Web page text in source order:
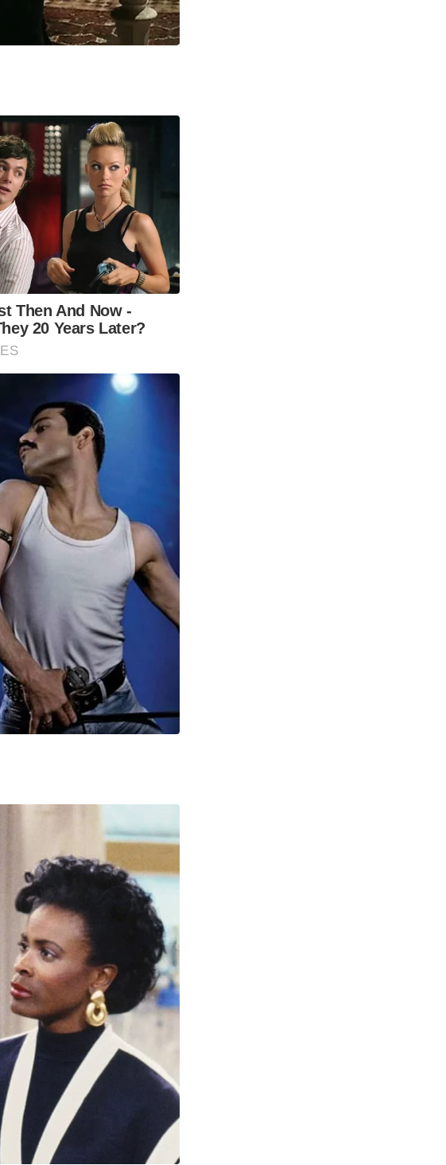
Then And Now -
20 Years Later?